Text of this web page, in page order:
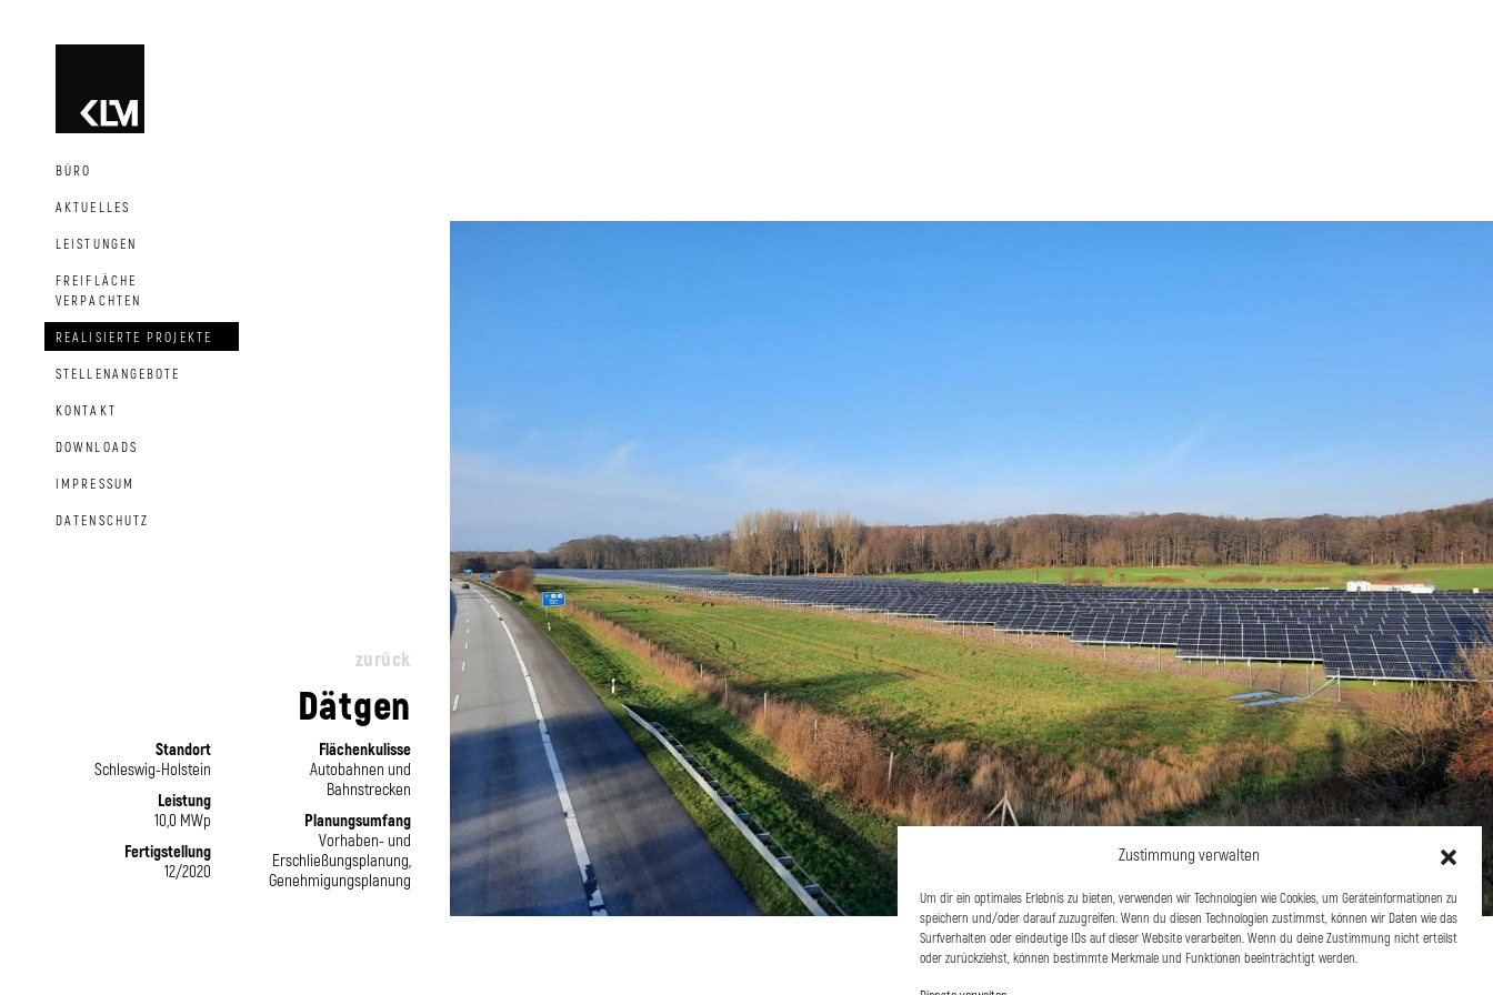
Zustimmung verwalten
Um dir ein optimales Erlebnis zu bieten, verwenden wir Technologien wie Cookies, um Geräteinformationen zu
speichern und/oder darauf zuzugreifen. Wenn du diesen Technologien zustimmst, können wir Daten wie das
Surfverhalten oder eindeutige IDs auf dieser Website verarbeiten. Wenn du deine Zustimmung nicht erteilst
oder zurückziehst, können bestimmte Merkmale und Funktionen beeinträchtigt werden.
BÜRO
AKTUELLES
LEISTUNGEN
FREIFLÄCHE
VERPACHTEN
REALISIERTE PROJEKTE
STELLENANGEBOTE
KONTAKT
DOWNLOADS
IMPRESSUM
DATENSCHUTZ
zurück
Dätgen
Standort
Schleswig-Holstein
Leistung
10,0 MWp
Fertigstellung
12/2020
Flächenkulisse
Autobahnen und
Bahnstrecken
Planungsumfang
Vorhaben- und
Erschließungsplanung,
Genehmigungsplanung